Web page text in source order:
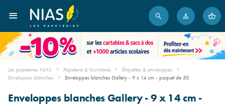
Les papeteries NIAS Papeterie & fournitures
Étiquettes & enveloppes
Enveloppes blanches
Enveloppes blanches Gallery - 9 x 14 cm - paquet de 50
Enveloppes blanches Gallery - 9 x 14 cm -